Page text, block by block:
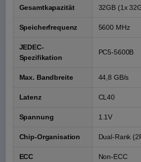
Gesamtkapazität 32GB (1x
Speicherfrequenz 5600 MHz
JEDEC-
Spezifikation
PC5-5600B
Max. Bandbreite 44,8 GB/s
Latenz CL40
Spannung 1.1V
Chip-Organisation Dual-Rank
ECC Non-ECC